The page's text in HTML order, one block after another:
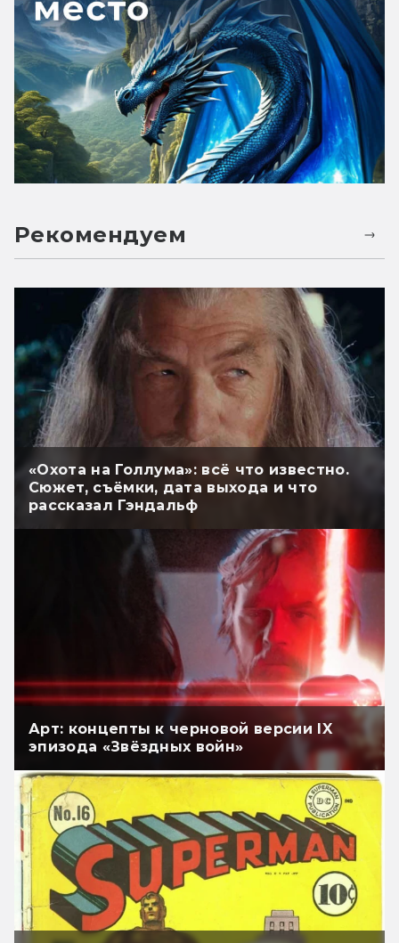
Рекомендуем
«Охота на Голлума»: всё что известно.
Сюжет, съёмки, дата выхода и что
рассказал Гэндальф
Арт: концепты к черновой версии IX
эпизода «Звёздных войн»